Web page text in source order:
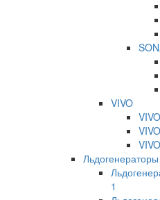
VIVO
Льдогенераторы
1